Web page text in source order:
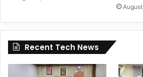
Recent Tech News